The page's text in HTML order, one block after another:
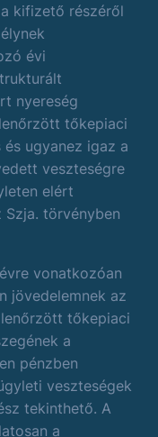
kifizető részéről
évi
nyereség
tőkepiaci
ugyanez igaz a
veszteségre
elért
törvényben
vonatkozóan
jövedelemnek az
tőkepiaci
a
pénzben
veszteségek
tekinthető. A
a